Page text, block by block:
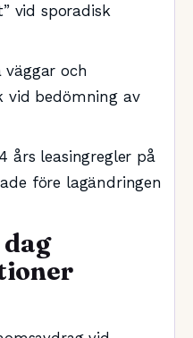
vid sporadisk
väggar och
vid bedömning av
års leasingregler på
före lagändringen